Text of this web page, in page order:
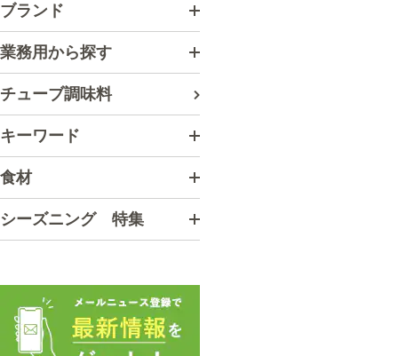
ブランド
業務用から探す
チューブ調味料
キーワード
食材
シーズニング 特集